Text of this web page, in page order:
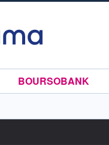
BOURSOBANK